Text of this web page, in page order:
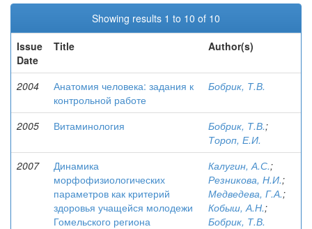
Showing results 1 to 10 of 10
Issue
Date
Title Author(s)
2004
Анатомия человека: задания к
контрольной работе
Бобрик, Т.В.
2005 Витаминология Бобрик, Т.В.;
Тороп, Е.И.
2007
Динамика
морфофизиологических
параметров как критерий
здоровья учащейся молодежи
Гомельского региона
Калугин, А.С.;
Резникова, Н.И.;
Медведева, Г.А.;
Кобыш, А.Н.;
Бобрик, Т.В.